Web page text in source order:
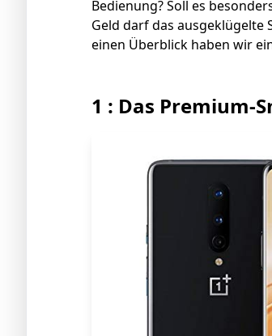
Bedienung? Soll es
Geld darf das ausgeklügelte
einen Überblick haben wir
1 : Das Premium-